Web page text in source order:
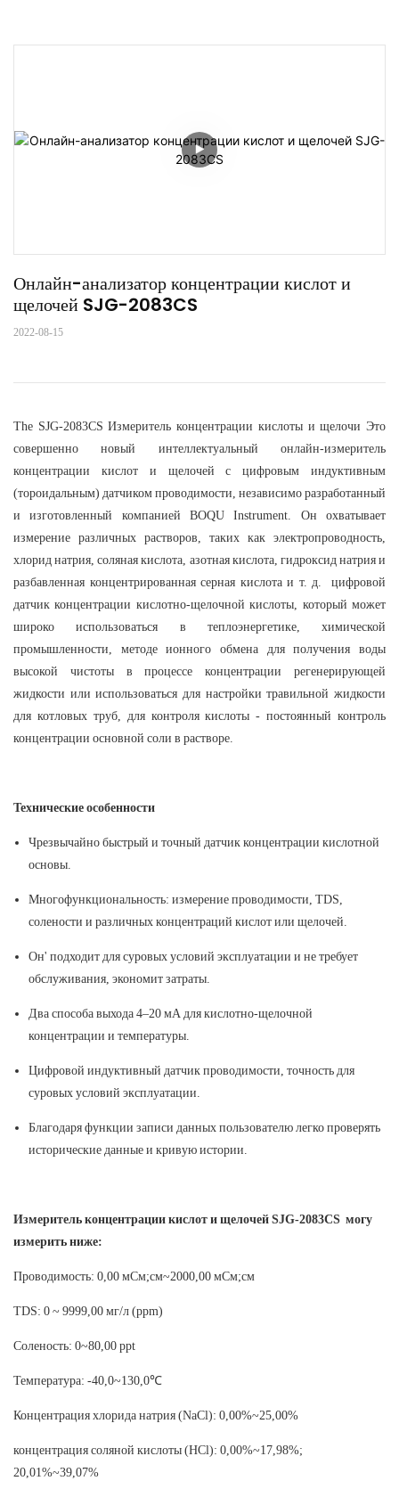
Онлайн-анализатор концентрации кислот и
щелочей SJG-2083CS
2022-08-15
The SJG-2083CS Измеритель концентрации кислоты и щелочиЭто
совершенно новый интеллектуальный онлайн-измеритель
концентрации кислот и щелочей с цифровым индуктивным
(тороидальным) датчиком проводимости, независимо разработанный
и изготовленный компанией BOQU Instrument. Он охватывает
измерение различных растворов, таких как электропроводность,
хлорид натрия, соляная кислота, азотная кислота, гидроксид натрия и
разбавленная концентрированная серная кислота и т. д. цифровой
датчик концентрации кислотно-щелочной кислоты, который может
широко использоваться в теплоэнергетике, химической
промышленности, методе ионного обмена для получения воды
высокой чистоты в процессе концентрации регенерирующей
жидкости или использоваться для настройки травильной жидкости
для котловых труб, для контроля кислоты - постоянный контроль
концентрации основной соли в растворе.
Технические особенности
Чрезвычайно быстрый и точный датчик концентрации кислотной
основы.
Многофункциональность: измерение проводимости, TDS,
солености и различных концентраций кислот или щелочей.
Он' подходит для суровых условий эксплуатации и не требует
обслуживания, экономит затраты.
Два способа выхода 4–20 мА для кислотно-щелочной
концентрации и температуры.
Цифровой индуктивный датчик проводимости, точность для
суровых условий эксплуатации.
Благодаря функции записи данных пользователю легко проверять
исторические данные и кривую истории.
Измеритель концентрации кислот и щелочей SJG-2083CS могу
измерить ниже:
Проводимость: 0,00 мСм;см~2000,00 мСм;см
TDS: 0 ~ 9999,00 мг/л (ppm)
Соленость: 0~80,00 ppt
Температура: -40,0~130,0℃
Концентрация хлорида натрия (NaCl): 0,00%~25,00%
концентрация соляной кислоты (HCl): 0,00%~17,98%;
20,01%~39,07%